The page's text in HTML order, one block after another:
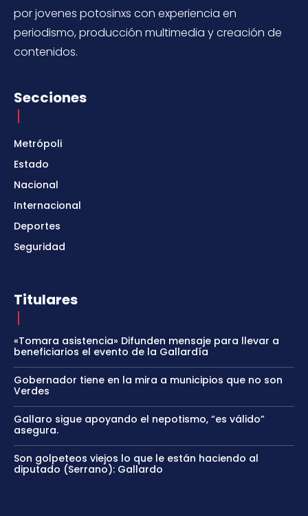
por jovenes potosinxs con experiencia en
periodismo, producción multimedia y creación de
contenidos.
Secciones
Metrópoli
Estado
Nacional
Internacional
Deportes
Seguridad
Titulares
«Tomara asistencia» Difunden mensaje para llevar a
beneficiarios el evento de la Gallardía
Gobernador tiene en la mira a municipios que no son
Verdes
Gallaro sigue apoyando el nepotismo, “es válido”
asegura.
Son golpeteos viejos lo que le están haciendo al
diputado (Serrano): Gallardo